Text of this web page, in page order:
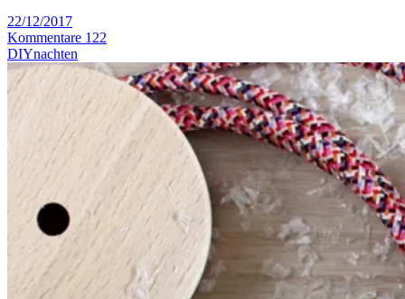
22/12/2017
Kommentare 122
DIYnachten